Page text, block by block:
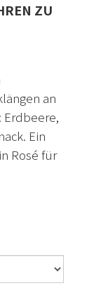
ZU
an
Ein
Rosé für